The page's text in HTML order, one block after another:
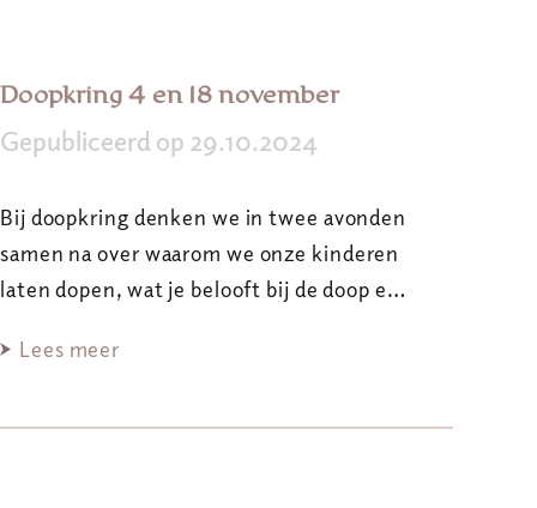
Doopkring 4 en 18 november
Gepubliceerd op 29.10.2024
Bij doopkring denken we in twee avonden
samen na over waarom we onze kinderen
laten dopen, wat je belooft bij de doop e…
Lees meer